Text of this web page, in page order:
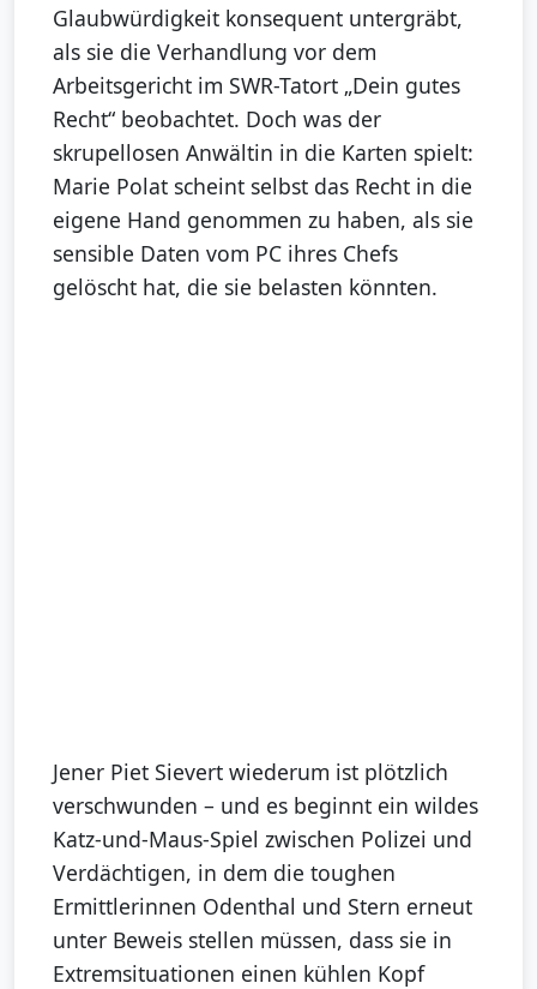
Glaubwürdigkeit konsequent untergräbt,
als sie die Verhandlung vor dem
Arbeitsgericht im SWR-Tatort „Dein gutes
Recht“ beobachtet. Doch was der
skrupellosen Anwältin in die Karten spielt:
Marie Polat scheint selbst das Recht in die
eigene Hand genommen zu haben, als sie
sensible Daten vom PC ihres Chefs
gelöscht hat, die sie belasten könnten.
Jener Piet Sievert wiederum ist plötzlich
verschwunden – und es beginnt ein wildes
Katz-und-Maus-Spiel zwischen Polizei und
Verdächtigen, in dem die toughen
Ermittlerinnen Odenthal und Stern erneut
unter Beweis stellen müssen, dass sie in
Extremsituationen einen kühlen Kopf